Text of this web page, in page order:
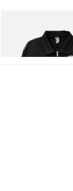
Billionaire Boys Club X
Acheter maintenant